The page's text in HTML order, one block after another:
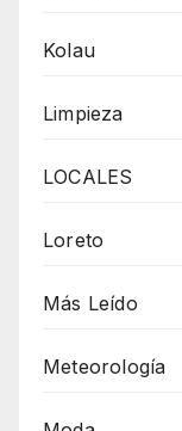
Kolau
Limpieza
LOCALES
Loreto
Más Leído
Meteorología